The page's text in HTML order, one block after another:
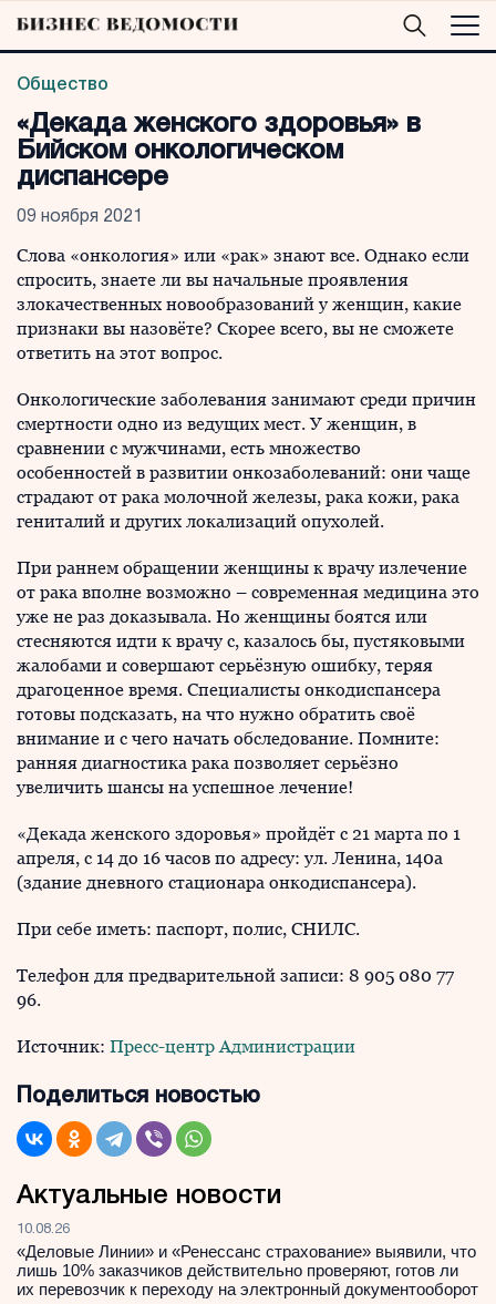
Общество
«Декада женского здоровья» в
Бийском онкологическом
диспансере
09 ноября 2021
Слова «онкология» или «рак» знают все. Однако если
спросить, знаете ли вы начальные проявления
злокачественных новообразований у женщин, какие
признаки вы назовёте? Скорее всего, вы не сможете
ответить на этот вопрос.
Онкологические заболевания занимают среди причин
смертности одно из ведущих мест. У женщин, в
сравнении с мужчинами, есть множество
особенностей в развитии онкозаболеваний: они чаще
страдают от рака молочной железы, рака кожи, рака
гениталий и других локализаций опухолей.
При раннем обращении женщины к врачу излечение
от рака вполне возможно – современная медицина это
уже не раз доказывала. Но женщины боятся или
стесняются идти к врачу с, казалось бы, пустяковыми
жалобами и совершают серьёзную ошибку, теряя
драгоценное время. Специалисты онкодиспансера
готовы подсказать, на что нужно обратить своё
внимание и с чего начать обследование. Помните:
ранняя диагностика рака позволяет серьёзно
увеличить шансы на успешное лечение!
«Декада женского здоровья» пройдёт с 21 марта по 1
апреля, с 14 до 16 часов по адресу: ул. Ленина, 140а
(здание дневного стационара онкодиспансера).
При себе иметь: паспорт, полис, СНИЛС.
Телефон для предварительной записи: 8 905 080 77
96.
Источник: Пресс-центр Администрации
Поделиться новостью
Актуальные новости
10.08.26
«Деловые Линии» и «Ренессанс страхование» выявили, что
лишь 10% заказчиков действительно проверяют, готов ли
их перевозчик к переходу на электронный документооборот